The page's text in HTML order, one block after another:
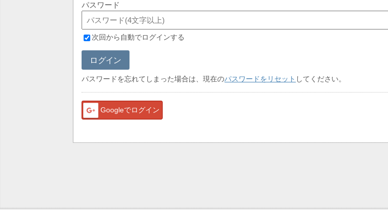
パスワード
次回から自動でログインする
ログイン
パスワードを忘れてしまった場合は、現在のパスワードをリセット してください。
Googleでログイン